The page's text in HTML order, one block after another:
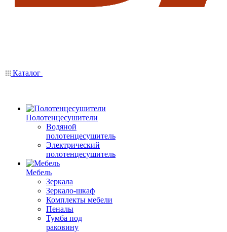
Каталог
Полотенцесушители
Водяной
полотенцесушитель
Электрический
полотенцесушитель
Мебель
Зеркала
Зеркало-шкаф
Комплекты мебели
Пеналы
Тумба под
раковину